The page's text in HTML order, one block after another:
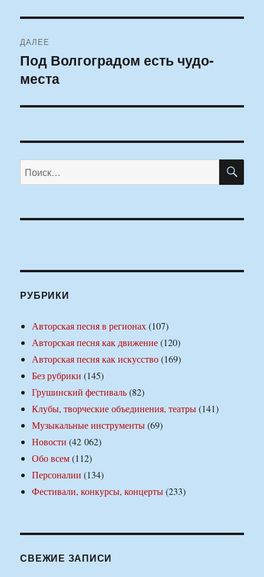
ДАЛЕЕ
Следующая
запись:
Под Волгоградом есть чудо-
места
Искать:
РУБРИКИ
Авторская песня в регионах(107)
Авторская песня как движение(120)
Авторская песня как искусство(169)
Без рубрики (145)
Грушинский фестиваль(82)
Клубы, творческие объединения, театры(141)
Музыкальные инструменты(69)
Новости (42 062)
Обо всем(112)
Персоналии (134)
Фестивали, конкурсы, концерты(233)
СВЕЖИЕ ЗАПИСИ